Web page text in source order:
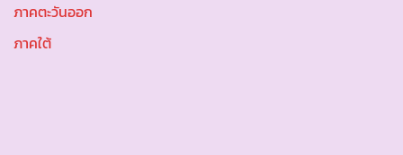
ภาคตะวันออก
ภาคใต้